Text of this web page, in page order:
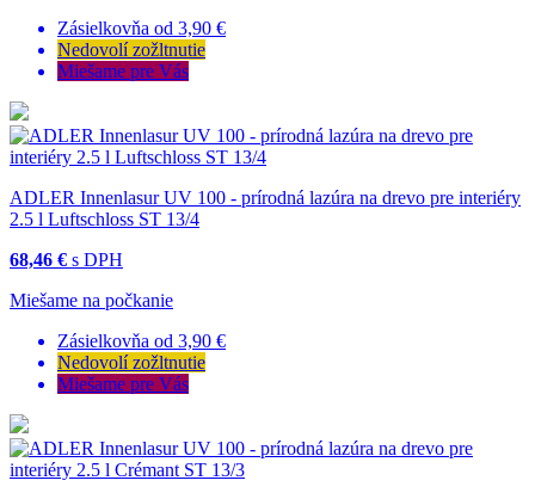
Zásielkovňa od 3,90 €
Nedovolí zožltnutie
Miešame pre Vás
ADLER Innenlasur UV 100 - prírodná lazúra na drevo pre interiéry
2.5 l Luftschloss ST 13/4
68,46 € s DPH
Miešame na počkanie
Zásielkovňa od 3,90 €
Nedovolí zožltnutie
Miešame pre Vás